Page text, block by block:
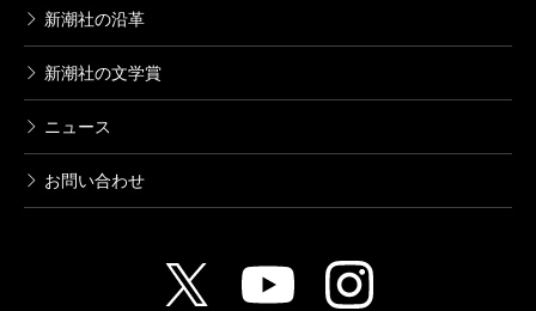
新潮社の沿革
新潮社の文学賞
ニュース
お問い合わせ